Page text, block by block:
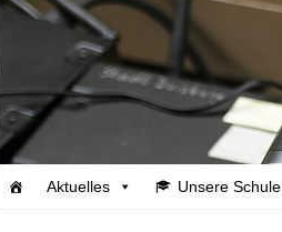
Aktuelles Unsere Schule